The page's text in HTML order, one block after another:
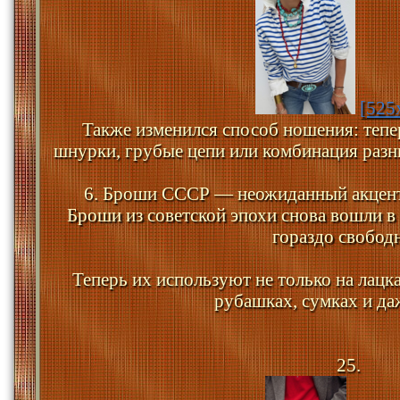
Также изменился способ ношения:
шнурки, грубые цепи или комбинация
6. Броши СССР — неожиданный акцент
Броши из советской эпохи снова вошли в
гораздо
Теперь их используют не только на
рубашках, сумках и
25.